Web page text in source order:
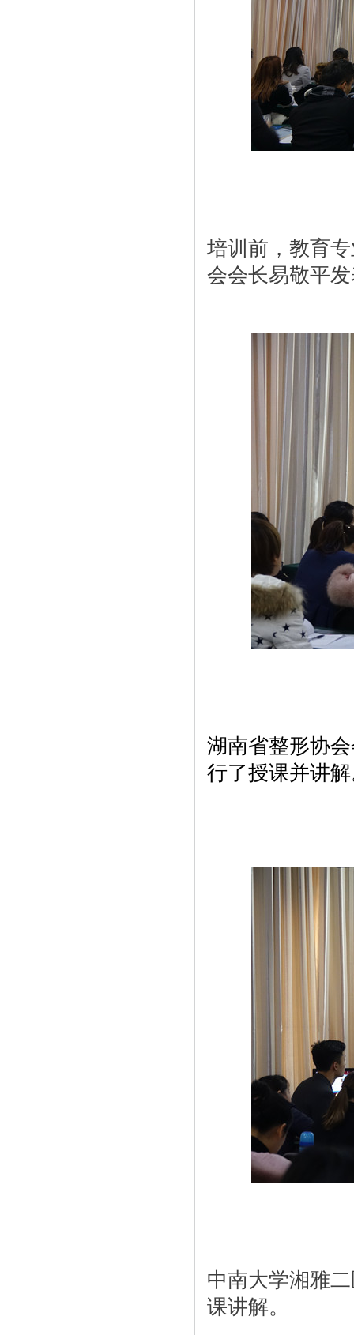
培训前，教育
会会长易敬平
湖南省整形协
行了授课并讲
中南大学湘雅
课讲解。